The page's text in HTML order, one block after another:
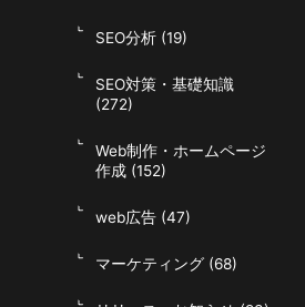
SEO分析 (19)
SEO対策・基礎知識
(272)
Web制作・ホームページ
作成 (152)
web広告 (47)
マーケティング (68)